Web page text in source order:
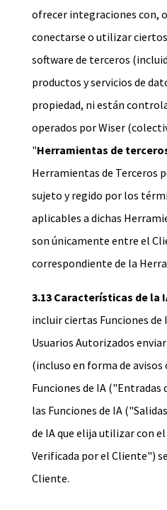
ofrecer integraciones con,
conectarse o utilizar
software de terceros
productos y servicios de
propiedad, ni están
operados por Wiser
"Herramientas de
Herramientas de Terceros
sujeto y regido por los
aplicables a dichas
son únicamente entre el
correspondiente de la
3.13 Características de la
incluir ciertas Funciones de
Usuarios Autorizados
(incluso en forma de avisos
Funciones de IA ("Entradas
las Funciones de IA
de IA que elija utilizar con
Verificada por el Cliente")
Cliente.